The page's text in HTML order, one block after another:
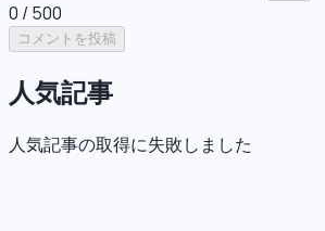
0 / 500
コメントを投稿
人気記事
人気記事の取得に失敗しました